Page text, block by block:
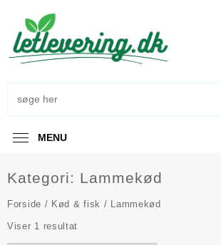
content
MENU
Kategori: Lammekød
Forside / Kød & fisk / Lammekød
Viser 1 resultat